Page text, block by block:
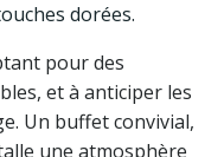
dorées.
pour des
et à anticiper les
Un buffet convivial,
une atmosphère